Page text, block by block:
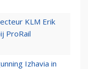
KLM Erik
ProRail
Izhavia in